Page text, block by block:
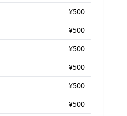
¥500
¥500
¥500
¥500
¥500
¥500